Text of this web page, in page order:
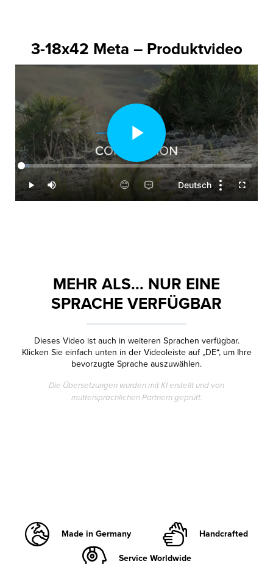
3-18x42 Meta – Produktvideo
MEHR ALS... NUR EINE
SPRACHE VERFÜGBAR
Dieses Video ist auch in weiteren Sprachen verfügbar.
Klicken Sie einfach unten in der Videoleiste auf „DE“, um Ihre
bevorzugte Sprache auszuwählen.
Die Übersetzungen wurden mit KI erstellt und von
muttersprachlichen Partnern geprüft.
Made in Germany
Handcrafted
Service Worldwide